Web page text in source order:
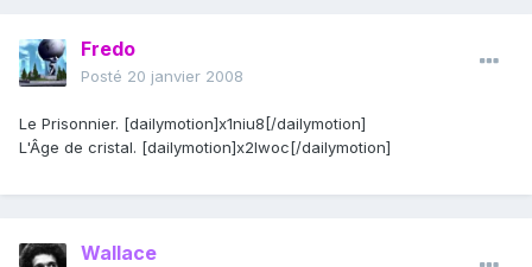
Fredo
Posté 20 janvier 2008
Le Prisonnier. [dailymotion]x1niu8[/dailymotion]
L'Âge de cristal. [dailymotion]x2lwoc[/dailymotion]
Wallace